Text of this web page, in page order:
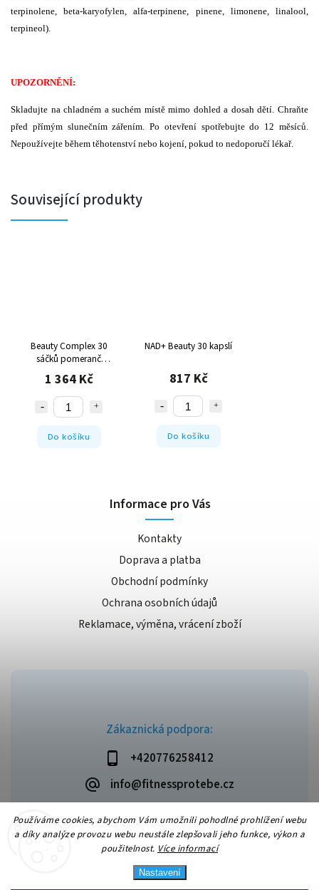
Používáme cookies, abychom Vám umožnili pohodlné prohlížení webu
a díky analýze provozu webu neustále zlepšovali jeho funkce, výkon a
použitelnost. Více informací
Nastavení
terpinolene, beta-karyofylen, alfa-terpinene, pinene, limonene, linalool,
terpineol).
UPOZORNĚNÍ:
Skladujte na chladném a suchém místě mimo dohled a dosah dětí. Chraňte
před přímým slunečním zářením. Po otevření spotřebujte do 12 měsíců.
Nepoužívejte během těhotenství nebo kojení, pokud to nedoporučí lékař.
Související produkty
Beauty Complex 30
sáčků pomeranč
ananas
1 364 Kč
Do košíku
NAD+ Beauty 30 kapslí
817 Kč
Do košíku
Zákaznická podpora:
+420776258412
info@fitnessprotebe.cz
Informace pro Vás
Kontakty
Doprava a platba
Obchodní podmínky
Ochrana osobních údajů
Reklamace, výměna, vrácení zboží
Copyright 2026Fitnessprotebe.cz. Všechna práva vyhrazena.
VytvořilShoptet| Design